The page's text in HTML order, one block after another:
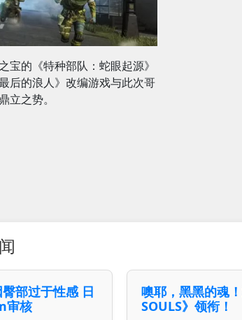
的《特种部队：蛇眼起源》
后的浪人》改编游戏与此次哥
立之势。
部过于性感 日
审核
噢耶，黑黑的魂
SOULS》领衔！